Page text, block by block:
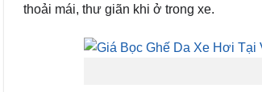
thoải mái, thư giãn khi ở trong xe.